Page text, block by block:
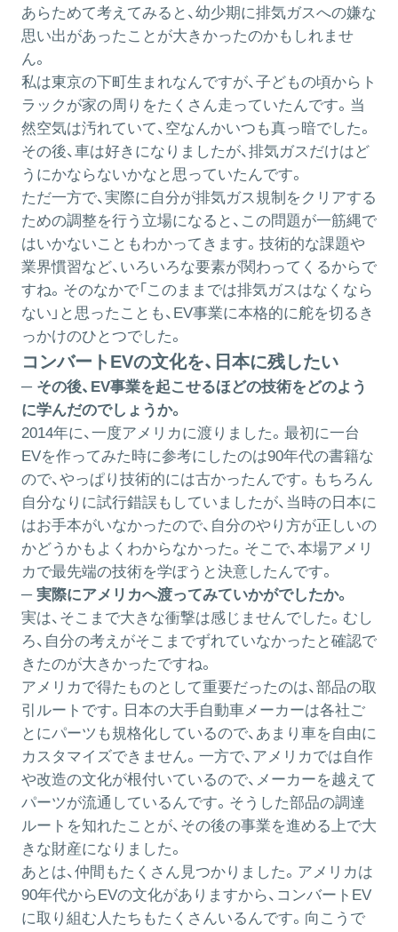
あらためて考えてみると、幼少期に排気ガスへの嫌な
思い出があったことが大きかったのかもしれませ
ん。
私は東京の下町生まれなんですが、子どもの頃からト
ラックが家の周りをたくさん走っていたんです。当
然空気は汚れていて、空なんかいつも真っ暗でした。
その後、車は好きになりましたが、排気ガスだけはど
うにかならないかなと思っていたんです。
ただ一方で、実際に自分が排気ガス規制をクリアする
ための調整を行う立場になると、この問題が一筋縄で
はいかないこともわかってきます。技術的な課題や
業界慣習など、いろいろな要素が関わってくるからで
すね。そのなかで「このままでは排気ガスはなくなら
ない」と思ったことも、EV事業に本格的に舵を切るき
っかけのひとつでした。
コンバートEVの文化を、日本に残したい
─ その後、EV事業を起こせるほどの技術をどのよう
に学んだのでしょうか。
2014年に、一度アメリカに渡りました。最初に一台
EVを作ってみた時に参考にしたのは90年代の書籍な
ので、やっぱり技術的には古かったんです。もちろん
自分なりに試行錯誤もしていましたが、当時の日本に
はお手本がいなかったので、自分のやり方が正しいの
かどうかもよくわからなかった。そこで、本場アメリ
カで最先端の技術を学ぼうと決意したんです。
─ 実際にアメリカへ渡ってみていかがでしたか。
実は、そこまで大きな衝撃は感じませんでした。むし
ろ、自分の考えがそこまでずれていなかったと確認で
きたのが大きかったですね。
アメリカで得たものとして重要だったのは、部品の取
引ルートです。日本の大手自動車メーカーは各社ご
とにパーツも規格化しているので、あまり車を自由に
カスタマイズできません。一方で、アメリカでは自作
や改造の文化が根付いているので、メーカーを越えて
パーツが流通しているんです。そうした部品の調達
ルートを知れたことが、その後の事業を進める上で大
きな財産になりました。
あとは、仲間もたくさん見つかりました。アメリカは
90年代からEVの文化がありますから、コンバートEV
に取り組む人たちもたくさんいるんです。向こうで